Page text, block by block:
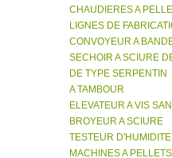
CHAUDIERES A
LIGNES DE
CONVOYEUR A
SECHOIR A SCIURE
DE TYPE SERPENTIN
A TAMBOUR
ELEVATEUR A VIS
BROYEUR A SCIURE
TESTEUR D'HUMIDITE
MACHINES A